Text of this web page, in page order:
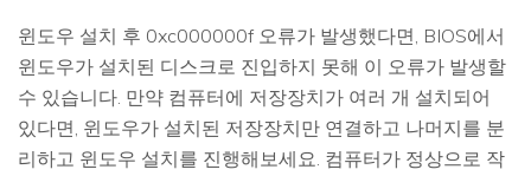
윈도우 설치 후 0xc000000f 오류가 발생했다면, BIOS에서
윈도우가 설치된 디스크로 진입하지 못해 이 오류가 발생할
수 있습니다. 만약 컴퓨터에 저장장치가 여러 개 설치되어
있다면, 윈도우가 설치된 저장장치만 연결하고 나머지를 분
리하고 윈도우 설치를 진행해보세요. 컴퓨터가 정상으로 작